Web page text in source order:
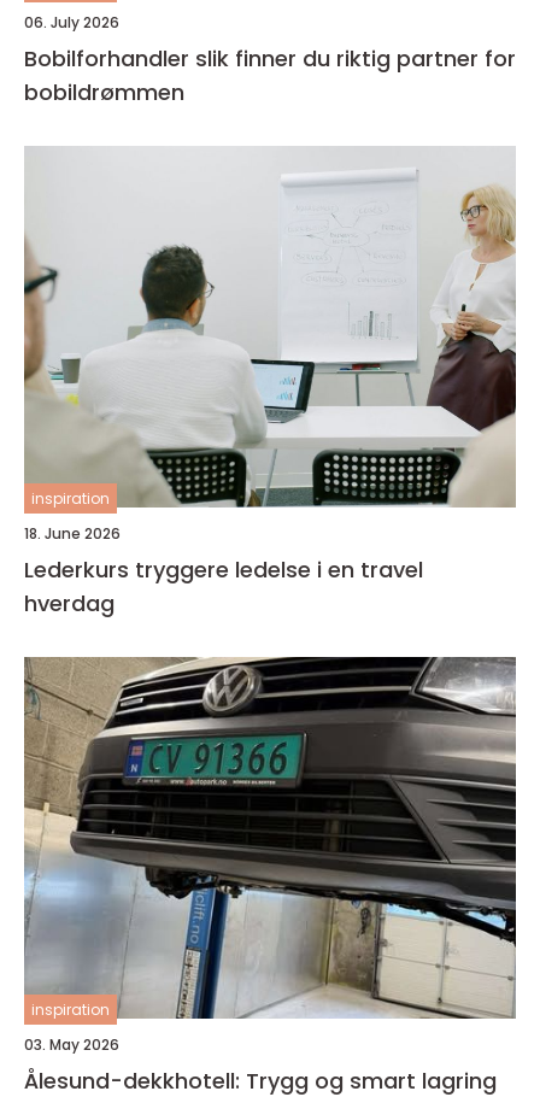
06. July 2026
Bobilforhandler slik finner du riktig partner for
bobildrømmen
inspiration
18. June 2026
Lederkurs tryggere ledelse i en travel
hverdag
inspiration
03. May 2026
Ålesund-dekkhotell: Trygg og smart lagring